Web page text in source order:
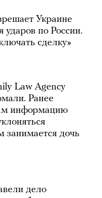
Украине
ударов по России.
сделку»
Law Agency
Ранее
информацию
занимается дочь
дело